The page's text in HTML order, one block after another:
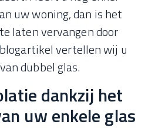
uw woning, dan is het
laten vervangen door
vertellen wij u
dubbel glas.
dankzij het
uw enkele glas